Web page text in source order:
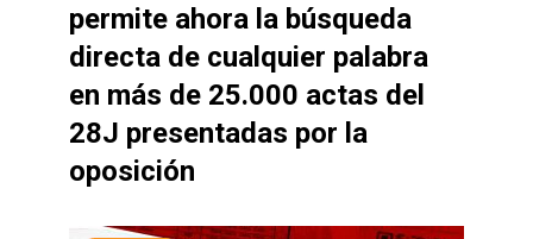
permite ahora la búsqueda
directa de cualquier palabra
en más de 25.000 actas del
28J presentadas por la
oposición